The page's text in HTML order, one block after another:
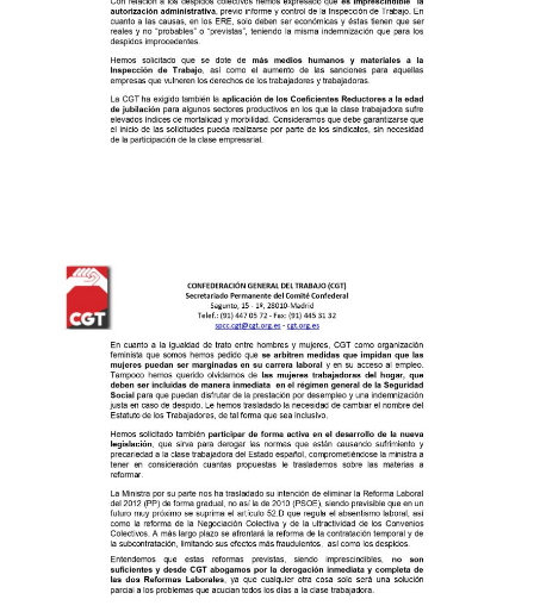
Conveni Col·lectiu de Banca 2015-2018
Conveni Col·lectiu de Caixes i Entitats d’Estalvi 2011-2014
Conveni Col·lectiu d’Establiments Financers de Crèdit 2013
Quota sindical afiliació
Novetats
Mutualidades Laborales
Coordinadora
MARÇ 2020 – BOLETÍN CONFEDERAL 163 – Soluciones a
MARÇ 2020 – Guia de gestió psicològica davant